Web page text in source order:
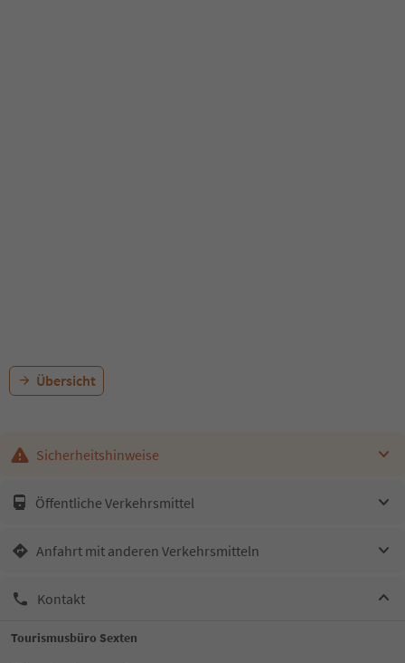
Übersicht
Sicherheitshinweise
Öffentliche Verkehrsmittel
Anfahrt mit anderen Verkehrsmitteln
Kontakt
Tourismusbüro Sexten